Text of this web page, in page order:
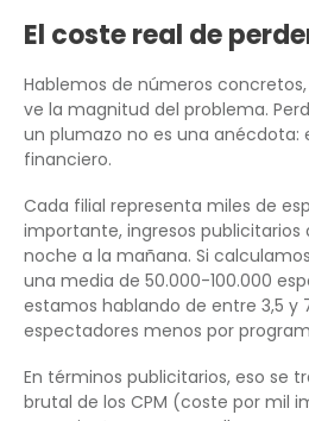
El coste real de
Hablemos de números
ve la magnitud del problema.
un plumazo no es una anécdota:
financiero.
Cada filial representa miles de
importante, ingresos publicitarios
noche a la mañana. Si
una media de 50.000-100.000
estamos hablando de entre 3,5 y
espectadores menos por
En términos publicitarios, eso se
brutal de los CPM (coste por mil